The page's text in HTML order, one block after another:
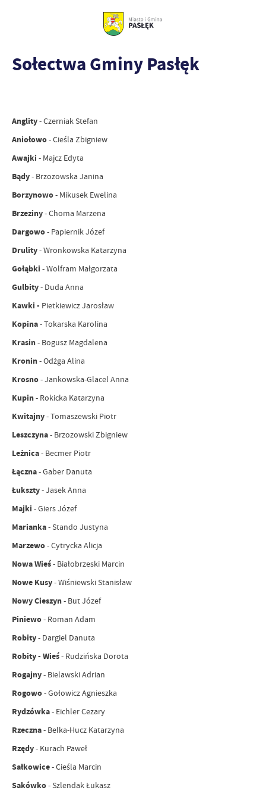
Sołectwa Gminy Pasłęk
Anglity- Czerniak Stefan
Aniołowo- Cieśla Zbigniew
Awajki - Majcz Edyta
Bądy- Brzozowska Janina
Borzynowo- Mikusek Ewelina
Brzeziny- Choma Marzena
Dargowo- Papiernik Józef
Drulity- Wronkowska Katarzyna
Gołąbki - Wolfram Małgorzata
Gulbity- Duda Anna
Kawki - Pietkiewicz Jarosław
Kopina- Tokarska Karolina
Krasin- Bogusz Magdalena
Kronin- Odżga Alina
Krosno- Jankowska-Glacel Anna
Kupin- Rokicka Katarzyna
Kwitajny- Tomaszewski Piotr
Leszczyna- Brzozowski Zbigniew
Leżnica- Becmer Piotr
Łączna- Gaber Danuta
Łukszty- Jasek Anna
Majki - Giers Józef
Marianka- Stando Justyna
Marzewo- Cytrycka Alicja
Nowa Wieś- Białobrzeski Marcin
Nowe Kusy- Wiśniewski Stanisław
Nowy Cieszyn- But Józef
Piniewo- Roman Adam
Robity- Dargiel Danuta
Robity - Wieś- Rudzińska Dorota
Rogajny- Bielawski Adrian
Rogowo- Gołowicz Agnieszka
Rydzówka- Eichler Cezary
Rzeczna- Belka-Hucz Katarzyna
Rzędy- Kurach Paweł
Sałkowice- Cieśla Marcin
Sakówko- Szlendak Łukasz